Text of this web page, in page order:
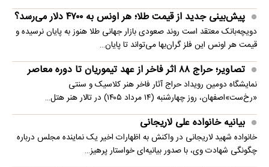
پیش‌بینی جدید از قیمت طلا؛ هر اونس به ۴۷۰۰ دلار می‌رسد؟
دویچه‌بانک معتقد است روند صعودی بازار جهانی طلا هنوز به پایان نرسیده و
قیمت هر اونس این فلز گران‌بها می‌تواند تا پایان…
تصاویر؛ حراج ۸۸ اثر فاخر از عهد تیموریان تا دوره معاصر
نمایشگاه دومین رویداد حراج آثار فاخر هنر کلاسیک و سنتی
«رخ‌ست»اصفهان، روز چهارشنبه (۱۴ مرداد ۱۴۰۵) در تالار هنر هتل…
بیانیه خانواده علی لاریجانی
خانواده شهید لاریجانی در واکنش به اظهارات اخیر یک نماینده مجلس درباره
چگونگی شهادت وی، با صدور بیانیه‌ای خواستار پرهیز…